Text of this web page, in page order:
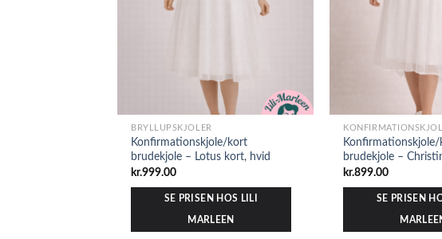
BRYLLUPSKJOLER
Konfirmationskjole/kort
brudekjole – Lotus kort, hvid
kr.999.00
SE PRISEN HOS LILI
MARLEEN
brudekjole –
kr.899.00
SE PRISEN